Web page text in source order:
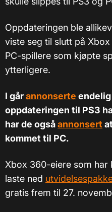
Oppdateringen ble
viste seg til slutt på
PC-spillere som kjøpte
ytterligere.
I gårannonserte
oppdateringen til PS3
har de ogsåannonsert
kommet til PC.
Xbox 360-eiere som har
laste ned
gratis frem til 27.